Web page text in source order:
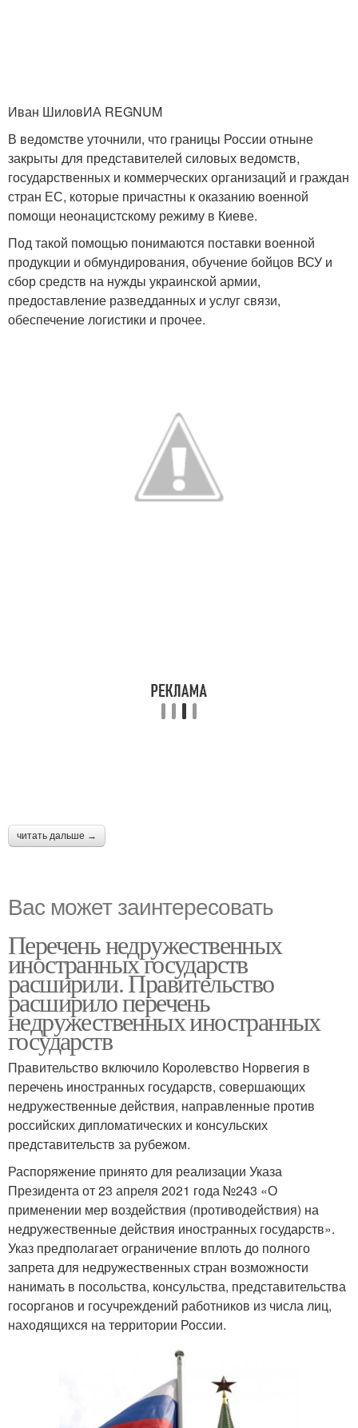
Иван ШиловИА REGNUM
В ведомстве уточнили, что границы России отныне
закрыты для представителей силовых ведомств,
государственных и коммерческих организаций и граждан
стран ЕС, которые причастны к оказанию военной
помощи неонацистскому режиму в Киеве.
Под такой помощью понимаются поставки военной
продукции и обмундирования, обучение бойцов ВСУ и
сбор средств на нужды украинской армии,
предоставление разведданных и услуг связи,
обеспечение логистики и прочее.
читать дальше →
Вас может заинтересовать
Перечень недружественных
иностранных государств
расширили. Правительство
расширило перечень
недружественных иностранных
государств
Правительство включило Королевство Норвегия в
перечень иностранных государств, совершающих
недружественные действия, направленные против
российских дипломатических и консульских
представительств за рубежом.
Распоряжение принято для реализации Указа
Президента от 23 апреля 2021 года №243 «О
применении мер воздействия (противодействия) на
недружественные действия иностранных государств».
Указ предполагает ограничение вплоть до полного
запрета для недружественных стран возможности
нанимать в посольства, консульства, представительства
госорганов и госучреждений работников из числа лиц,
находящихся на территории России.